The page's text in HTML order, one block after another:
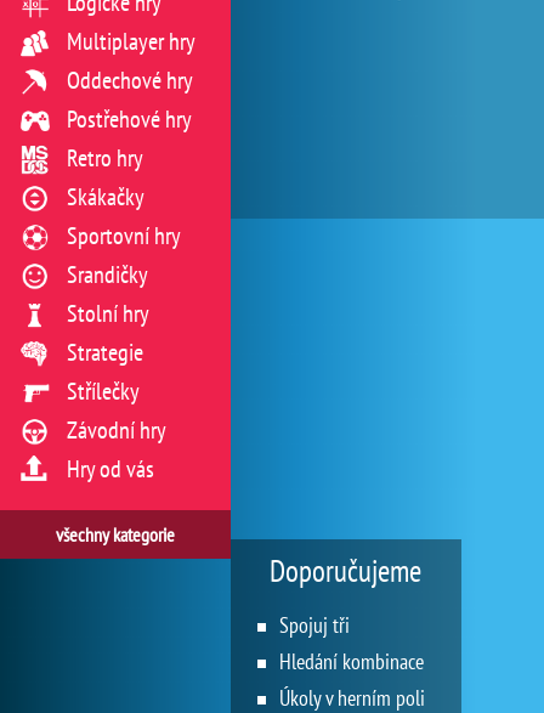
Multiplayer hry
Oddechové hry
Postřehové hry
Retro hry
Skákačky
Sportovní hry
Srandičky
Stolní hry
Strategie
Střílečky
Závodní hry
Hry od vás
všechny kategorie
Doporučujeme
Spojuj tři
Hledání kombinace
Úkoly v herním poli